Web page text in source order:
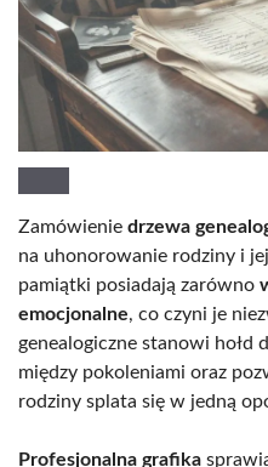
Zamówienie drzewa
na uhonorowanie rodziny i
pamiątki posiadają zarówno
emocjonalne, co czyni je
genealogiczne stanowi hołd
między pokoleniami oraz
rodziny splata się w jedną
Profesjonalna grafika